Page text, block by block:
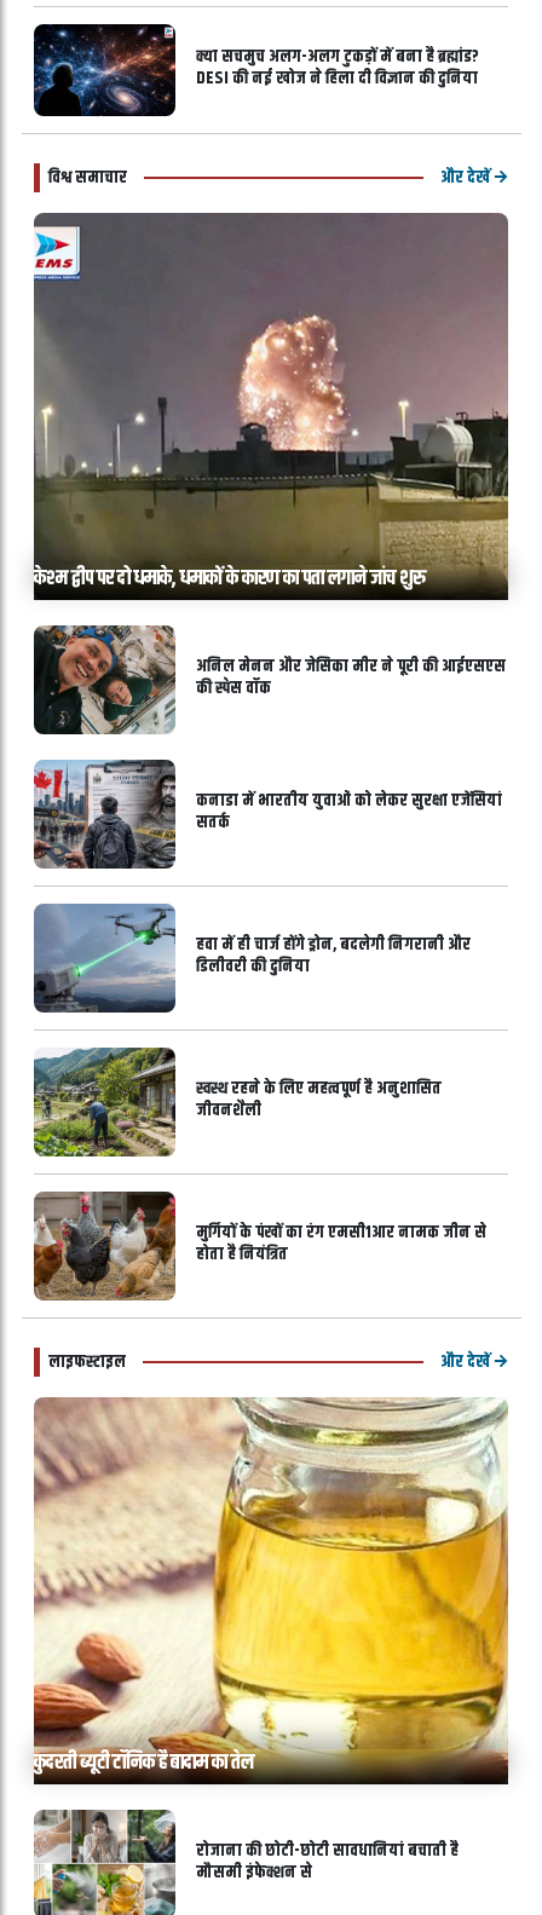
क्या सचमुच अलग-अलग टुकड़ों में बना है ब्रह्मांड?
DESI की नई खोज ने हिला दी विज्ञान की दुनिया
विश्व समाचार और देखें
केश्म द्वीप पर दो धमाके, धमाकों के कारण का पता लगाने जांच शुरु
अनिल मेनन और जेसिका मीर ने पूरी की आईएसएस
की स्पेस वॉक
कनाडा में भारतीय युवाओं को लेकर सुरक्षा एजेंसियां
सतर्क
हवा में ही चार्ज होंगे ड्रोन, बदलेगी निगरानी और
डिलीवरी की दुनिया
स्वस्थ रहने के लिए महत्वपूर्ण है अनुशासित
जीवनशैली
मुर्गियों के पंखों का रंग एमसी1आर नामक जीन से
होता है नियंत्रित
लाइफस्टाइल और देखें
कुदरती ब्यूटी टॉनिक है बादाम का तेल
रोजाना की छोटी-छोटी सावधानियां बचाती है
मौसमी इंफेक्शन से